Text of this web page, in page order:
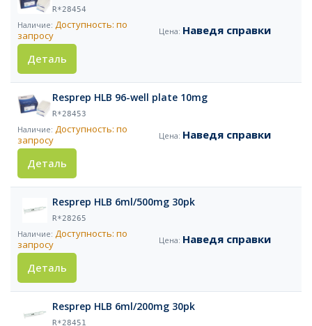
R*28454
Доступность: по
запросу
Наведя справки
Деталь
Resprep HLB 96-well plate 10mg
R*28453
Доступность: по
запросу
Наведя справки
Деталь
Resprep HLB 6ml/500mg 30pk
R*28265
Доступность: по
запросу
Наведя справки
Деталь
Resprep HLB 6ml/200mg 30pk
R*28451